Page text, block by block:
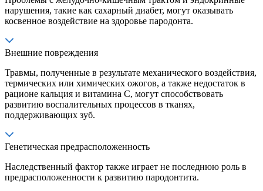
нарушения, такие как сахарный диабет, могут оказывать
косвенное воздействие на здоровье пародонта.
Внешние повреждения
Травмы, полученные в результате механического воздействия,
термических или химических ожогов, а также недостаток в
рационе кальция и витамина С, могут способствовать
развитию воспалительных процессов в тканях,
поддерживающих зуб.
Генетическая предрасположенность
Наследственный фактор также играет не последнюю роль в
предрасположенности к развитию пародонтита.